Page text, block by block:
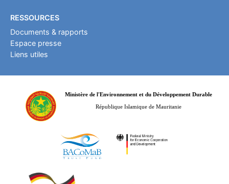
RESSOURCES
Documents & rapports
Espace presse
Liens utiles
Ministère de l'Environnement et du Développement Durable
République Islamique de Mauritanie